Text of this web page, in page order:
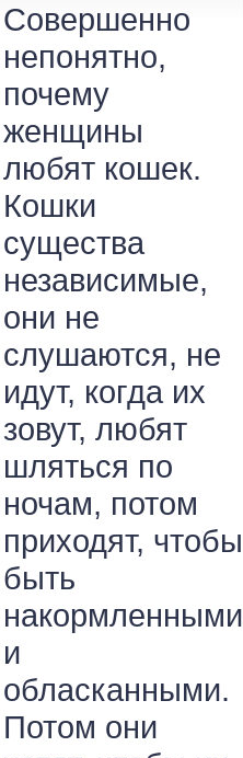
Совершенно
непонятно,
почему
женщины
любят кошек.
Кошки
существа
независимые,
они не
слушаются, не
идут, когда их
зовут, любят
шляться по
ночам, потом
приходят, чтобы
быть
накормленными
и
обласканными.
Потом они